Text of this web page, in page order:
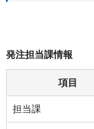
発注担当課情報
項目
担当課